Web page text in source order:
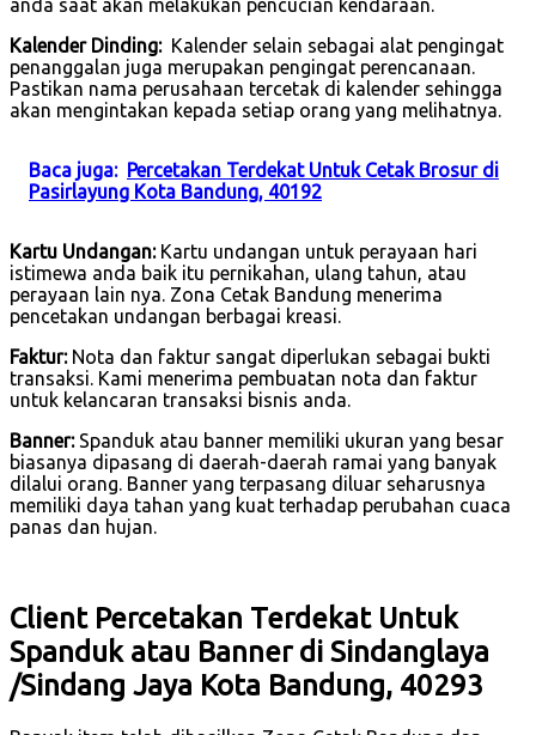
anda saat akan melakukan pencucian kendaraan.
Kalender Dinding:Kalender selain sebagai alat pengingat
penanggalan juga merupakan pengingat perencanaan.
Pastikan nama perusahaan tercetak di kalender sehingga
akan mengintakan kepada setiap orang yang melihatnya.
Baca juga: Percetakan Terdekat Untuk Cetak Brosur di
Pasirlayung Kota Bandung, 40192
Kartu Undangan:Kartu undangan untuk perayaan hari
istimewa anda baik itu pernikahan, ulang tahun, atau
perayaan lain nya. Zona Cetak Bandung menerima
pencetakan undangan berbagai kreasi.
Faktur:Nota dan faktur sangat diperlukan sebagai bukti
transaksi. Kami menerima pembuatan nota dan faktur
untuk kelancaran transaksi bisnis anda.
Banner:Spanduk atau banner memiliki ukuran yang besar
biasanya dipasang di daerah-daerah ramai yang banyak
dilalui orang. Banner yang terpasang diluar seharusnya
memiliki daya tahan yang kuat terhadap perubahan cuaca
panas dan hujan.
Client Percetakan Terdekat Untuk
Spanduk atau Banner di Sindanglaya
/Sindang Jaya Kota Bandung, 40293